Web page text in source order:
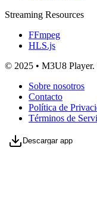
Streaming Resources
FFmpeg
HLS.js
© 2025 • M3U8 Player.
Sobre nosotros
Contacto
Política de
Términos de
Descargar app